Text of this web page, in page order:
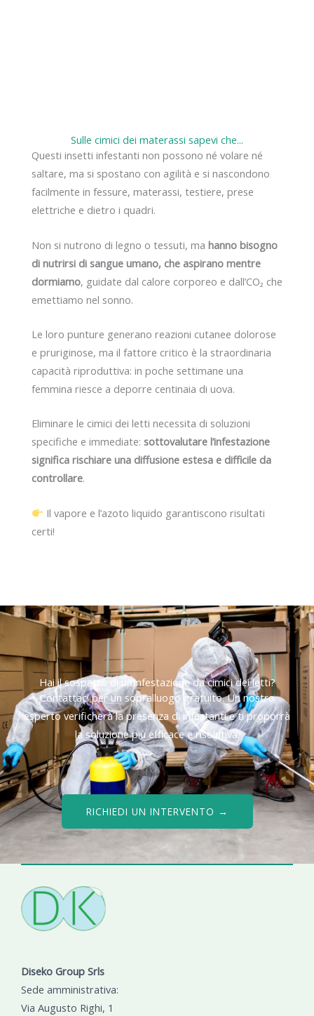
Sulle cimici dei materassi sapevi che...
Questi insetti infestanti non possono né volare né
saltare, ma si spostano con agilità e si nascondono
facilmente in fessure, materassi, testiere, prese
elettriche e dietro i quadri.
Non si nutrono di legno o tessuti, ma hanno bisogno
di nutrirsi di sangue umano, che aspirano mentre
dormiamo, guidate dal calore corporeo e dall’CO₂ che
emettiamo nel sonno.
Le loro punture generano reazioni cutanee dolorose
e pruriginose, ma il fattore critico è la straordinaria
capacità riproduttiva: in poche settimane una
femmina riesce a deporre centinaia di uova.
Eliminare le cimici dei letti necessita di soluzioni
specifiche e immediate: sottovalutare l’infestazione
significa rischiare una diffusione estesa e difficile da
controllare.
Il vapore e l’azoto liquido garantiscono risultati
certi!
Hai il sospetto di un’infestazione da cimici dei letti?
Contattaci per un sopralluogo gratuito. Un nostro
esperto verificherà la presenza di infestanti e ti proporrà
la soluzione più efficace e risolutiva.
RICHIEDI UN INTERVENTO →
Diseko Group Srls
Sede amministrativa:
Via Augusto Righi, 1